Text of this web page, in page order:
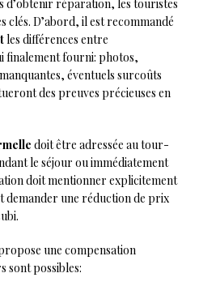
d’obtenir réparation, les touristes
clés. D’abord, il est recommandé
les différences entre
finalement fourni: photos,
éventuels surcoûts
des preuves précieuses en
doit être adressée au tour-
le séjour ou immédiatement
doit mentionner explicitement
demander une réduction de prix
une compensation
sont possibles: